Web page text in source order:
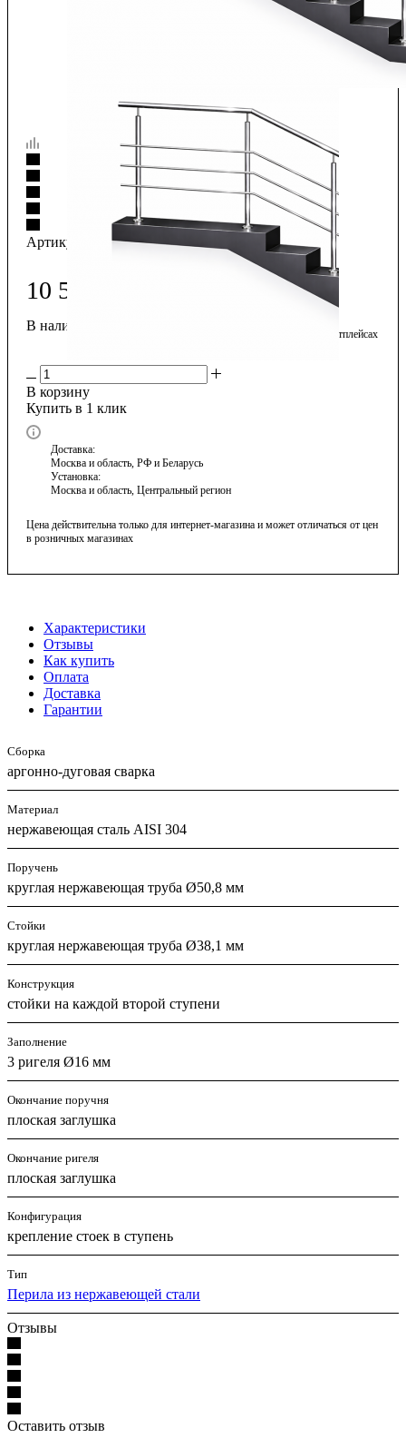
Артикул: 9206
10 500 /погонный метр
В наличии:
На сайте дешевле, чем на маркетплейсах
В корзину
Купить в 1 клик
Доставка:
Москва и область, РФ и Беларусь
Установка:
Москва и область, Центральный регион
Цена действительна только для интернет-магазина и может отличаться от цен
в розничных магазинах
Характеристики
Отзывы
Как купить
Оплата
Доставка
Гарантии
Сборка
аргонно-дуговая сварка
Материал
нержавеющая сталь AISI 304
Поручень
круглая нержавеющая труба Ø50,8 мм
Стойки
круглая нержавеющая труба Ø38,1 мм
Конструкция
стойки на каждой второй ступени
Заполнение
3 ригеля Ø16 мм
Окончание поручня
плоская заглушка
Окончание ригеля
плоская заглушка
Конфигурация
крепление стоек в ступень
Тип
Перила из нержавеющей стали
Отзывы
Оставить отзыв